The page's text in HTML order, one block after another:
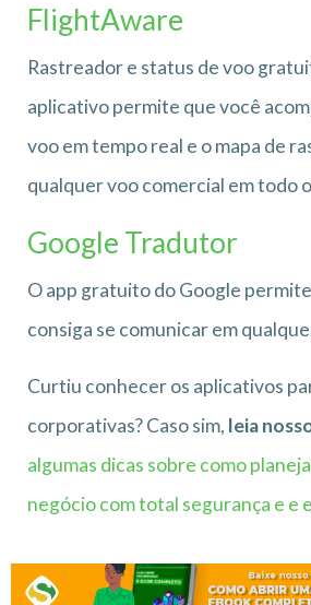
FlightAware
Rastreador e status de voo
aplicativo permite que você
voo em tempo real e o mapa de
qualquer voo comercial em todo
Google Tradutor
O app gratuito do Google
consiga se comunicar em
Curtiu conhecer os aplicativos
corporativas? Caso sim, leia
algumas dicas sobre como
negócio com total segurança e e